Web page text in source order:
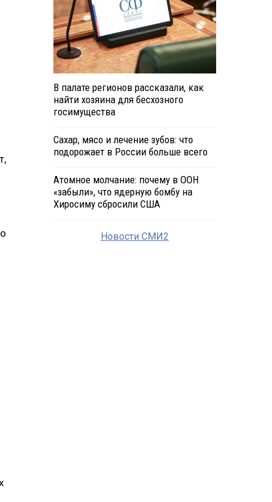
В палате регионов рассказали, как
найти хозяина для бесхозного
госимущества
Сахар, мясо и лечение зубов: что
подорожает в России больше всего
Атомное молчание: почему в ООН
«забыли», что ядерную бомбу на
Хиросиму сбросили США
Новости СМИ2